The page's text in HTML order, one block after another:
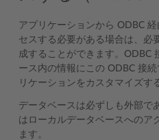
アプリケーションから ODBC
セスする必要がある場合は、必
成することができます。ODBC
ース内の情報にこの ODBC 接
リケーションをカスタマイズす
データベースは必ずしも外部で
はローカルデータベースへのア
ます。